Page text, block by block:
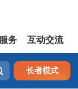
务 互动交流
长者模式